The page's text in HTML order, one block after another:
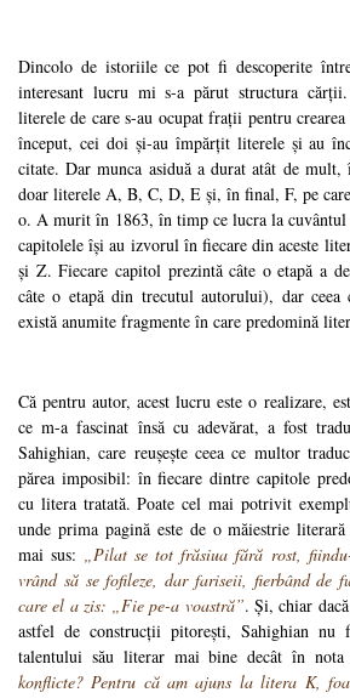
Dincolo de istoriile ce pot fi descoperite
interesant lucru mi s-a părut structura
literele de care s-au ocupat frații pentru
început, cei doi și-au împărțit literele și au
citate. Dar munca asiduă a durat atât de mult,
doar literele A, B, C, D, E și, în final, F, pe
o. A murit în 1863, în timp ce lucra la cuvântul
capitolele își au izvorul în fiecare din aceste
și Z. Fiecare capitol prezintă câte o etapă a
câte o etapă din trecutul autorului), dar ceea
există anumite fragmente în care predomină
Că pentru autor, acest lucru este o realizare,
ce m-a fascinat însă cu adevărat, a fost
Sahighian, care reușește ceea ce multor
părea imposibil: în fiecare dintre capitole
cu litera tratată. Poate cel mai potrivit
unde prima pagină este de o măiestrie
mai sus: „Pilat se tot frăsiua fără rost,
vrând să se fofileze, dar fariseii, fierbând de
care el a zis: „Fie pe-a voastră”. Și, chiar
astfel de construcții pitorești, Sahighian nu
talentului său literar mai bine decât în
konflicte? Pentru că am ajuns la litera K,